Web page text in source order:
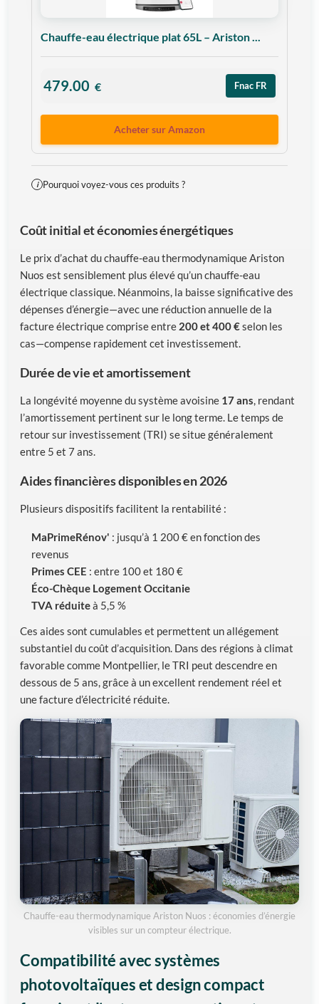
Chauffe-eau électrique plat 65L – Ariston ...
479.00 € Fnac FR
Acheter sur Amazon
i Pourquoi voyez-vous ces produits ?
Coût initial et économies énergétiques
Le prix d’achat du chauffe-eau thermodynamique Ariston
Nuos est sensiblement plus élevé qu’un chauffe-eau
électrique classique. Néanmoins, la baisse significative des
dépenses d’énergie—avec une réduction annuelle de la
facture électrique comprise entre 200 et 400 €selon les
cas—compense rapidement cet investissement.
Durée de vie et amortissement
La longévité moyenne du système avoisine 17 ans, rendant
l’amortissement pertinent sur le long terme. Le temps de
retour sur investissement (TRI) se situe généralement
entre 5 et 7 ans.
Aides financières disponibles en 2026
Plusieurs dispositifs facilitent la rentabilité :
MaPrimeRénov' : jusqu’à 1 200 € en fonction des
revenus
Primes CEE : entre 100 et 180 €
Éco-Chèque Logement Occitanie
TVA réduiteà 5,5 %
Ces aides sont cumulables et permettent un allégement
substantiel du coût d’acquisition. Dans des régions à climat
favorable comme Montpellier, le TRI peut descendre en
dessous de 5 ans, grâce à un excellent rendement réel et
une facture d’électricité réduite.
Chauffe-eau thermodynamique Ariston Nuos : économies d’énergie
visibles sur un compteur électrique.
Compatibilité avec systèmes
photovoltaïques et design compact